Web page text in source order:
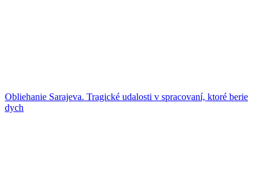
Obliehanie Sarajeva. Tragické udalosti v spracovaní, ktoré berie
dych